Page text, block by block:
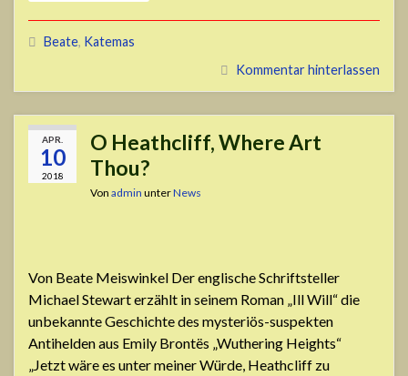
Beate, Katemas
Kommentar hinterlassen
APR.
10
2018
O Heathcliff, Where Art
Thou?
Von admin unterNews
Von Beate Meiswinkel Der englische Schriftsteller
Michael Stewart erzählt in seinem Roman „Ill Will“ die
unbekannte Geschichte des mysteriös-suspekten
Antihelden aus Emily Brontës „Wuthering Heights“
„Jetzt wäre es unter meiner Würde, Heathcliff zu